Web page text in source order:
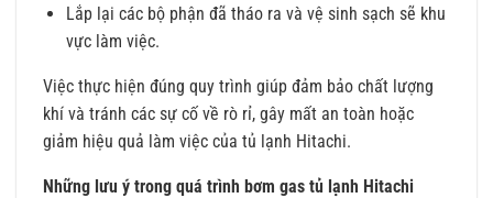
Lắp lại các bộ phận đã tháo ra và vệ sinh sạch sẽ khu
vực làm việc.
Việc thực hiện đúng quy trình giúp đảm bảo chất lượng
khí và tránh các sự cố về rò rỉ, gây mất an toàn hoặc
giảm hiệu quả làm việc của tủ lạnh Hitachi.
Những lưu ý trong quá trình bơm gas tủ lạnh Hitachi